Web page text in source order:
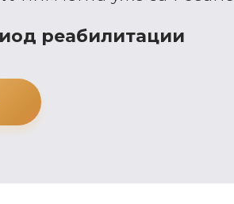
реабилитации